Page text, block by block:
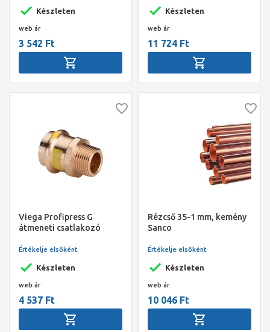
gázraKészleten
web ár
3 542 Ft
Készleten
web ár
11 724 Ft
Viega Profipress G
átmeneti csatlakozó
1" KM, préselhető, SC-
gázraKészleten
Értékelje elsőként
web ár
4 537 Ft
Rézcső 35-1 mm, kemény
Sanco
Készleten
Értékelje elsőként
web ár
10 046 Ft